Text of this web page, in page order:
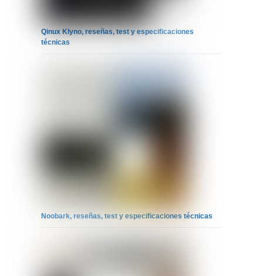
Qinux Klyno, reseñas, test y especificaciones
técnicas
Noobark, reseñas, test y especificaciones técnicas